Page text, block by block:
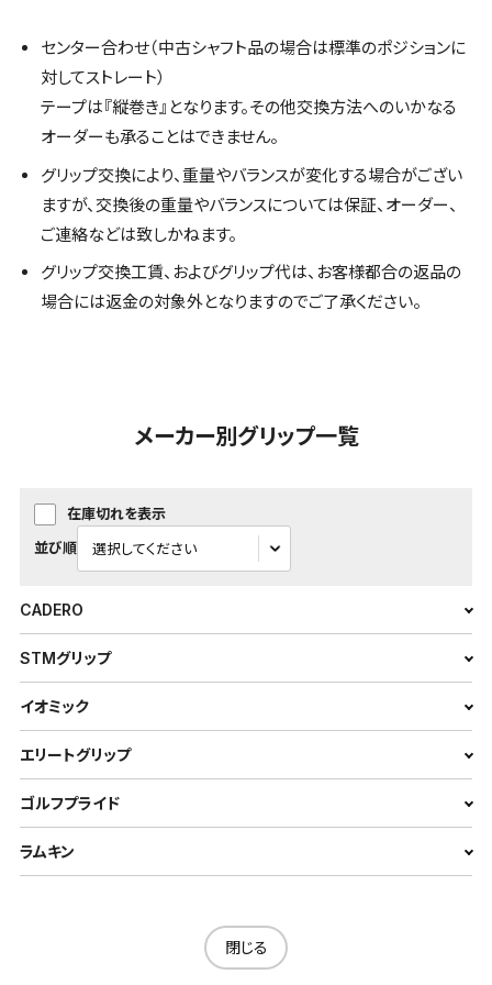
センター合わせ（中古シャフト品の場合は標準のポジションに
対してストレート）
テープは『縦巻き』となります。その他交換方法へのいかなる
オーダーも承ることはできません。
グリップ交換により、重量やバランスが変化する場合がござい
ますが、交換後の重量やバランスについては保証、オーダー、
ご連絡などは致しかねます。
グリップ交換工賃、およびグリップ代は、お客様都合の返品の
場合には返金の対象外となりますのでご了承ください。
メーカー別グリップ一覧
在庫切れを表示
並び順
CADERO
STMグリップ
イオミック
エリートグリップ
ゴルフプライド
ラムキン
閉じる